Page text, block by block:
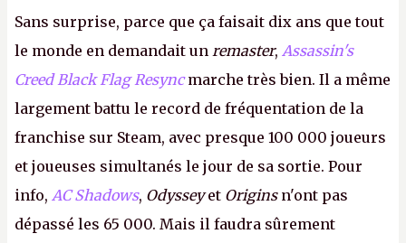
Sans surprise, parce que ça faisait dix ans que tout
le monde en demandait un remaster, Assassin's
Creed Black Flag Resyncmarche très bien. Il a même
largement battu le record de fréquentation de la
franchise sur Steam, avec presque 100 000 joueurs
et joueuses simultanés le jour de sa sortie. Pour
info, AC Shadows, Odysseyet Originsn'ont pas
dépassé les 65 000. Mais il faudra sûrement